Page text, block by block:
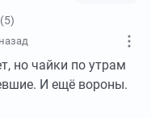
(5)
но чайки по утрам
И ещё вороны.